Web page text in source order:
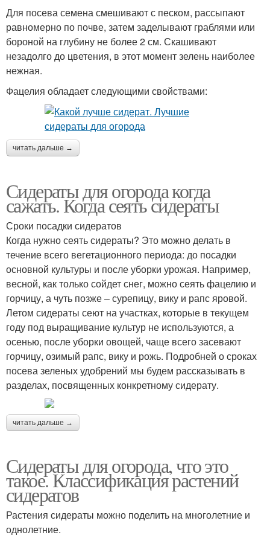
Для посева семена смешивают с песком, рассыпают
равномерно по почве, затем заделывают граблями или
бороной на глубину не более 2 см. Скашивают
незадолго до цветения, в этот момент зелень наиболее
нежная.
Фацелия обладает следующими свойствами:
читать дальше →
Сидераты для огорода когда
сажать. Когда сеять сидераты
Сроки посадки сидератов
Когда нужно сеять сидераты? Это можно делать в
течение всего вегетационного периода: до посадки
основной культуры и после уборки урожая. Например,
весной, как только сойдет снег, можно сеять фацелию и
горчицу, а чуть позже – сурепицу, вику и рапс яровой.
Летом сидераты сеют на участках, которые в текущем
году под выращивание культур не используются, а
осенью, после уборки овощей, чаще всего засевают
горчицу, озимый рапс, вику и рожь. Подробней о сроках
посева зеленых удобрений мы будем рассказывать в
разделах, посвященных конкретному сидерату.
читать дальше →
Сидераты для огорода, что это
такое. Классификация растений
сидератов
Растения сидераты можно поделить на многолетние и
однолетние.